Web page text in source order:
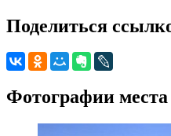
Поделиться
Фотографии места